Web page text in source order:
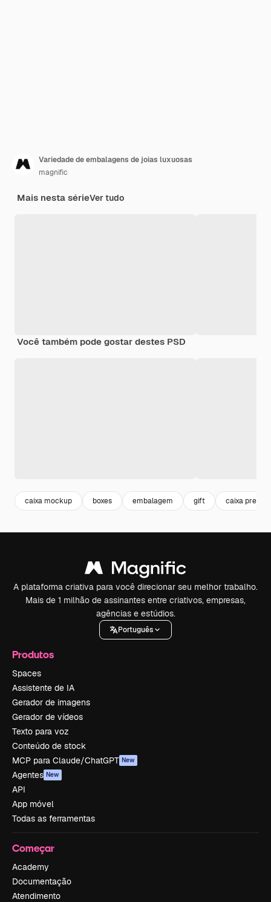
Variedade de embalagens de joias luxuosas
magnific
Mais nesta sérieVer tudo
Você também pode gostar destes PSD
caixa mockup boxes embalagem gift caixa
A plataforma criativa para você direcionar seu melhor trabalho.
Mais de 1 milhão de assinantes entre criativos, empresas,
agências e estúdios.
Português
Produtos
Spaces
Assistente de IA
Gerador de imagens
Gerador de vídeos
Texto para voz
Conteúdo de stock
MCP para Claude/ChatGPT New
Agentes New
API
App móvel
Todas as ferramentas
Começar
Academy
Documentação
Atendimento